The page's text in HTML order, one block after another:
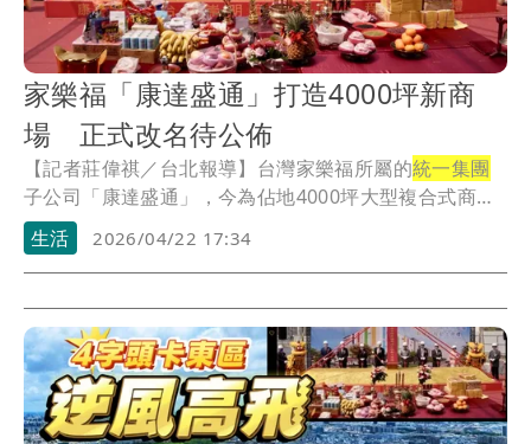
家樂福「康達盛通」打造4000坪新商
場 正式改名待公佈
【記者莊偉祺／台北報導】台灣家樂福所屬的統一集團
子公司「康達盛通」，今為佔地4000坪大型複合式商
場...
生活 2026/04/22 17:34